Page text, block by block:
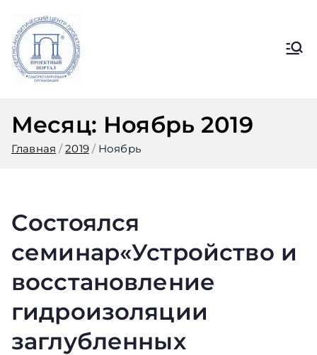
содержимому
ЭАЦП
«Проектный
портал»
Месяц: Ноябрь 2019
Главная 2019 Ноябрь
Cостоялся
семинар«Устройство и
восстановление
гидроизоляции
заглубленных